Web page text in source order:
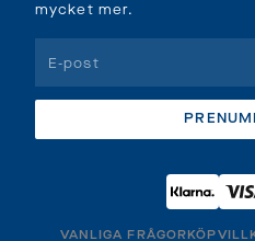
mycket mer.
VANLIGA FRÅGOR